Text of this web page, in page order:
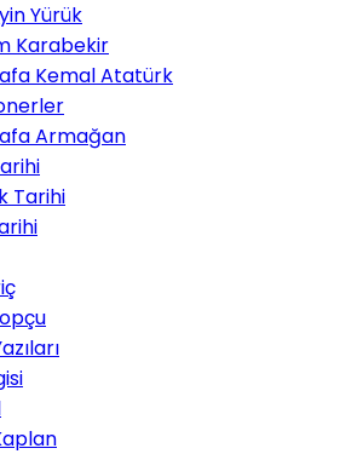
Yürük
Karabekir
Kemal Atatürk
Armağan
Tarihi